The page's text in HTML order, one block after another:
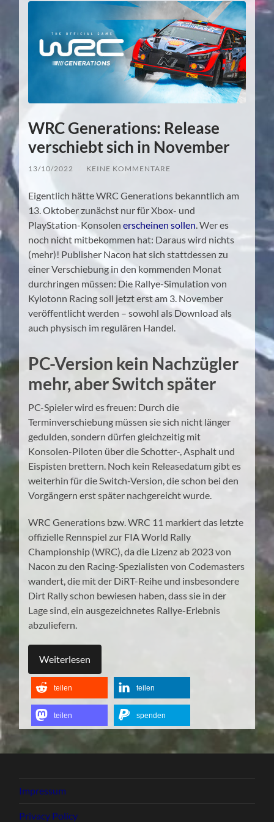
WRC Generations: Release
verschiebt sich in November
13/10/2022 KEINE KOMMENTARE
Eigentlich hätte WRC Generations bekanntlich am
13. Oktober zunächst nur für Xbox- und
PlayStation-Konsolenerscheinen sollen . Wer es
noch nicht mitbekommen hat: Daraus wird nichts
(mehr)! Publisher Nacon hat sich stattdessen zu
einer Verschiebung in den kommenden Monat
durchringen müssen: Die Rallye-Simulation von
Kylotonn Racing soll jetzt erst am 3. November
veröffentlicht werden – sowohl als Download als
auch physisch im regulären Handel.
PC-Version kein Nachzügler
mehr, aber Switch später
PC-Spieler wird es freuen: Durch die
Terminverschiebung müssen sie sich nicht länger
gedulden, sondern dürfen gleichzeitig mit
Konsolen-Piloten über die Schotter-, Asphalt und
Eispisten brettern. Noch kein Releasedatum gibt es
weiterhin für die Switch-Version, die schon bei den
Vorgängern erst später nachgereicht wurde.
WRC Generations bzw. WRC 11 markiert das letzte
offizielle Rennspiel zur FIA World Rally
Championship (WRC), da die Lizenz ab 2023 von
Nacon zu den Racing-Spezialisten von Codemasters
wandert, die mit der DiRT-Reihe und insbesondere
Dirt Rally schon bewiesen haben, dass sie in der
Lage sind, ein ausgezeichnetes Rallye-Erlebnis
abzuliefern.
Weiterlesen
teilen teilen
teilen spenden
Impressum
Privacy Policy